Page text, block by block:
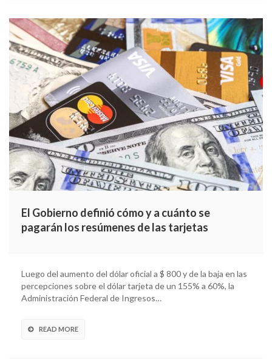
El Gobierno definió cómo y a cuánto se
pagarán los resúmenes de las tarjetas
Luego del aumento del dólar oficial a $ 800 y de la baja en las
percepciones sobre el dólar tarjeta de un 155% a 60%, la
Administración Federal de Ingresos…
READ MORE